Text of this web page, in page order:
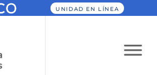
UNIDAD EN LÍNEA